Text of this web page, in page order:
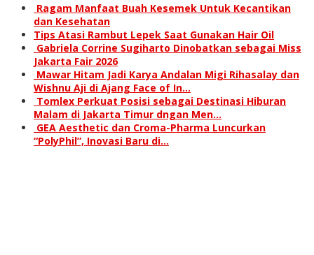
Ragam Manfaat Buah Kesemek Untuk Kecantikan
dan Kesehatan
Tips Atasi Rambut Lepek Saat Gunakan Hair Oil
Gabriela Corrine Sugiharto Dinobatkan sebagai Miss
Jakarta Fair 2026
Mawar Hitam Jadi Karya Andalan Migi Rihasalay dan
Wishnu Aji di Ajang Face of In…
Tomlex Perkuat Posisi sebagai Destinasi Hiburan
Malam di Jakarta Timur dngan Men…
GEA Aesthetic dan Croma-Pharma Luncurkan
“PolyPhil”, Inovasi Baru di…